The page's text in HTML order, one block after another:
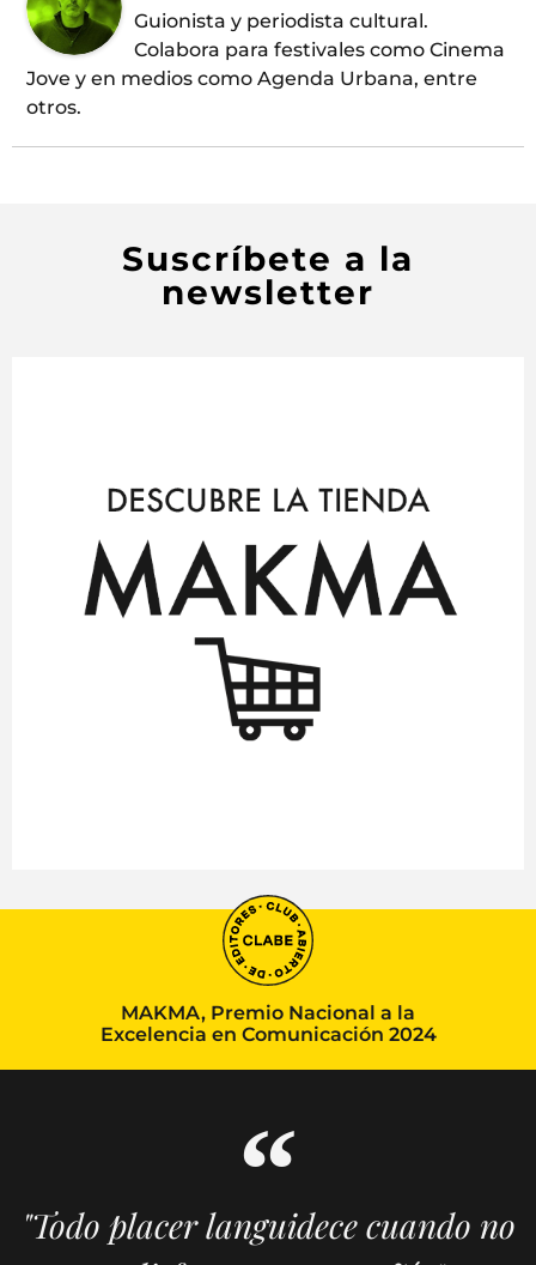
Guionista y periodista cultural.
Colabora para festivales como Cinema
Jove y en medios como Agenda Urbana, entre
otros.
Suscríbete a la
newsletter
MAKMA, Premio Nacional a la
Excelencia en Comunicación 2024
"Todo placer languidece cuando no